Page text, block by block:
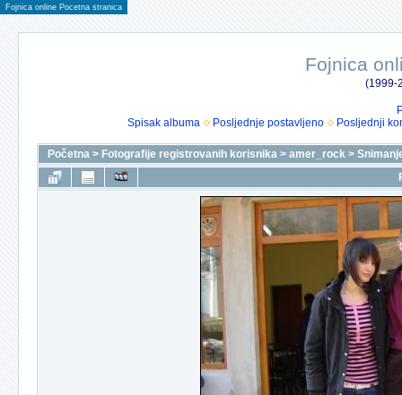
Fojnica online Pocetna stranica
Fojnica
(1999-
Spisak albuma
Posljednje postavljeno Posljednji
Početna > Fotografije registrovanih korisnika > amer_rock >